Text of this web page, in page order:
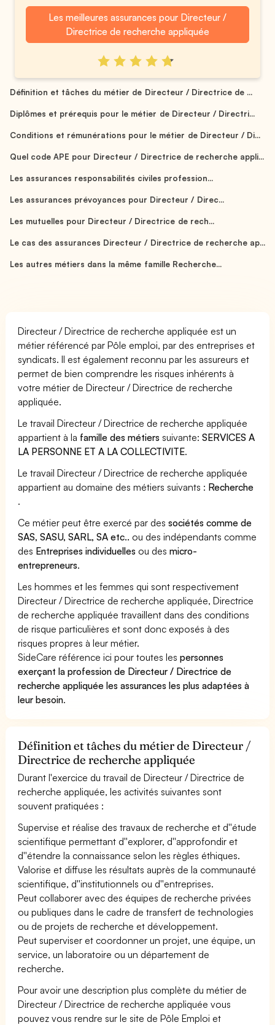
Les meilleures assurances pour Directeur /
Directrice de recherche appliquée
Définition et tâches du métier de Directeur / Directrice de ...
Diplômes et prérequis pour le métier de Directeur / Directri...
Conditions et rémunérations pour le métier de Directeur / Di...
Quel code APE pour Directeur / Directrice de recherche appli...
Les assurances responsabilités civiles profession...
Les assurances prévoyances pour Directeur / Direc...
Les mutuelles pour Directeur / Directrice de rech...
Le cas des assurances Directeur / Directrice de recherche ap...
Les autres métiers dans la même famille Recherche...
Directeur / Directrice de recherche appliquée est un
métier référencé par Pôle emploi, par des entreprises et
syndicats. Il est également reconnu par les assureurs et
permet de bien comprendre les risques inhérents à
votre métier de Directeur / Directrice de recherche
appliquée.
Le travail Directeur / Directrice de recherche appliquée
appartient à la famille des métiers suivante:SERVICES A
LA PERSONNE ET A LA COLLECTIVITE.
Le travail Directeur / Directrice de recherche appliquée
appartient au domaine des métiers suivants : Recherche
.
Ce métier peut être exercé par dessociétés comme de
SAS, SASU, SARL, SA etc.. ou des indépendants comme
des Entreprises individuelles ou desmicro-
entrepreneurs.
Les hommes et les femmes qui sont respectivement
Directeur / Directrice de recherche appliquée, Directrice
de recherche appliquée travaillent dans des conditions
de risque particulières et sont donc exposés à des
risques propres à leur métier.
SideCare référence ici pour toutes lespersonnes
exerçant la profession de Directeur / Directrice de
recherche appliquée les assurances les plus adaptées à
leur besoin.
Définition et tâches du métier de Directeur /
Directrice de recherche appliquée
Durant l'exercice du travail de Directeur / Directrice de
recherche appliquée, les activités suivantes sont
souvent pratiquées :
Supervise et réalise des travaux de recherche et d''étude
scientifique permettant d''explorer, d''approfondir et
d''étendre la connaissance selon les règles éthiques.
Valorise et diffuse les résultats auprès de la communauté
scientifique, d''institutionnels ou d''entreprises.
Peut collaborer avec des équipes de recherche privées
ou publiques dans le cadre de transfert de technologies
ou de projets de recherche et développement.
Peut superviser et coordonner un projet, une équipe, un
service, un laboratoire ou un département de
recherche.
Pour avoir une description plus complète du métier de
Directeur / Directrice de recherche appliquée vous
pouvez vous rendre sur le site de Pôle Emploi et